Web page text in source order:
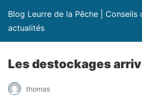
Blog Leurre de la Pêche | Conseils
actualités
Les destockages
thomas